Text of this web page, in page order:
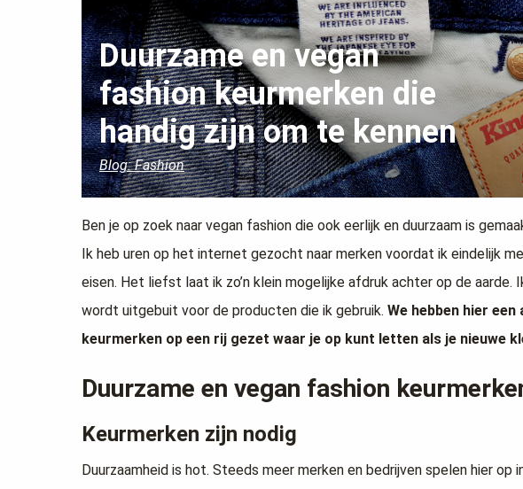
Duurzame en vegan
fashion keurmerken die
handig zijn om te kennen
Blog: Fashion
Ben je op zoek naar vegan fashion die ook eerlijk en duurzaam is
Ik heb uren op het internet gezocht naar merken voordat ik eindelijk
eisen. Het liefst laat ik zo’n klein mogelijke afdruk achter op de
wordt uitgebuit voor de producten die ik gebruik. We hebben hier
keurmerken op een rij gezet waar je op kunt letten als je nieuwe
Duurzame en vegan fashion
Keurmerken zijn nodig
Duurzaamheid is hot. Steeds meer merken en bedrijven spelen hier op